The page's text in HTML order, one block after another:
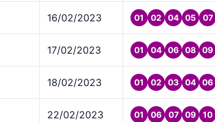
16/02/2023 01 02 04 05 07
17/02/2023 01 04 06 08 09
18/02/2023 01 02 03 04 06
22/02/2023 01 06 07 09 10